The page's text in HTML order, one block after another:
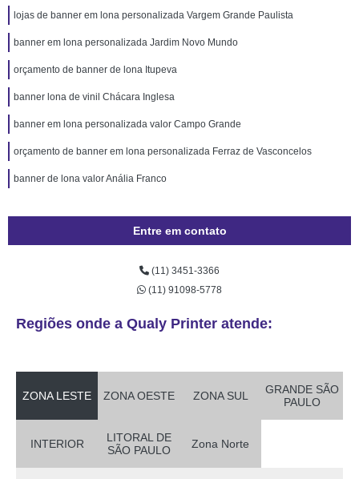
lojas de banner em lona personalizada Vargem Grande Paulista
banner em lona personalizada Jardim Novo Mundo
orçamento de banner de lona Itupeva
banner lona de vinil Chácara Inglesa
banner em lona personalizada valor Campo Grande
orçamento de banner em lona personalizada Ferraz de Vasconcelos
banner de lona valor Anália Franco
Entre em contato
(11) 3451-3366
(11) 91098-5778
Regiões onde a Qualy Printer atende:
ZONA LESTE ZONA OESTE ZONA SUL
GRANDE SÃO
PAULO
INTERIOR
LITORAL DE
SÃO PAULO
Zona Norte